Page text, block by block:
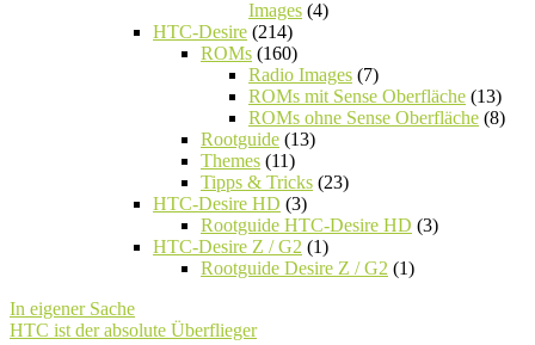
Images (4)
HTC-Desire (214)
ROMs (160)
Radio Images (7)
ROMs mit Sense Oberfläche (13)
ROMs ohne Sense Oberfläche (8)
Rootguide (13)
Themes (11)
Tipps & Tricks (23)
HTC-Desire HD (3)
Rootguide HTC-Desire HD (3)
HTC-Desire Z / G2 (1)
Rootguide Desire Z / G2 (1)
In eigener Sache
HTC ist der absolute Überflieger